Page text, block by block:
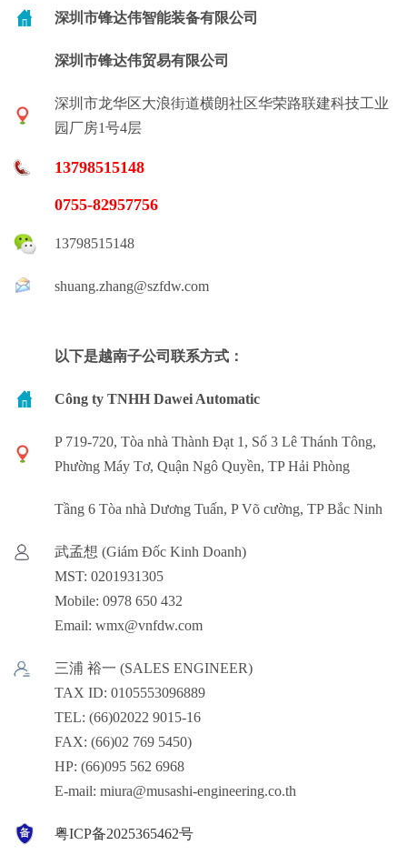
深圳市锋达伟智能装备有限公司
深圳市锋达伟贸易有限公司
深圳市龙华区大浪街道横朗社区华荣路联建科技工业
园厂房1号4层
13798515148
0755-82957756
13798515148
shuang.zhang@szfdw.com
以下是越南子公司联系方式：
Công ty TNHH Dawei Automatic
P 719-720, Tòa nhà Thành Đạt 1, Số 3 Lê Thánh Tông,
Phường Máy Tơ, Quận Ngô Quyền, TP Hải Phòng
Tầng 6 Tòa nhà Dương Tuấn, P Võ cường, TP Bắc Ninh
武孟想 (Giám Đốc Kinh Doanh)
MST: 0201931305
Mobile: 0978 650 432
Email: wmx@vnfdw.com
三浦 裕一 (SALES ENGINEER)
TAX ID: 0105553096889
TEL: (66)02022 9015-16
FAX: (66)02 769 5450)
HP: (66)095 562 6968
E-mail: miura@musashi-engineering.co.th
粤ICP备2025365462号